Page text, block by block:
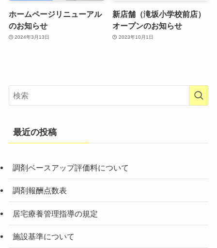
ホームページリニューアル
のお知らせ
2024年3月13日
新店舗（滝坂小学校前店）
オープンのお知らせ
2023年10月1日
最近の投稿
調剤ベースアップ評価料について
調剤報酬点数表
居宅療養管理指導の規定
施設基準について